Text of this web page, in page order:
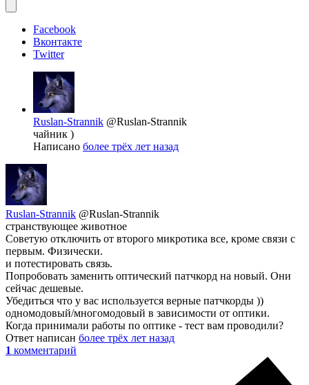
Facebook
Вконтакте
Twitter
Ruslan-Strannik @Ruslan-Strannik
чайник )
Написано более трёх лет назад
Ruslan-Strannik @Ruslan-Strannik
странствующее животное
Советую отключить от второго микротика все, кроме связи с
первым. Физически.
и потестировать связь.
Попробовать заменить оптический патчкорд на новый. Они
сейчас дешевые.
Убедиться что у вас используется верные патчкорды ))
одномодовый/многомодовый в зависимости от оптики.
Когда принимали работы по оптике - тест вам проводили?
Ответ написан более трёх лет назад
1 комментарий